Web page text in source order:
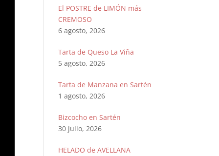
El POSTRE de LIMÓN más
CREMOSO
6 agosto, 2026
Tarta de Queso La Viña
5 agosto, 2026
Tarta de Manzana en Sartén
1 agosto, 2026
Bizcocho en Sartén
30 julio, 2026
HELADO de AVELLANA